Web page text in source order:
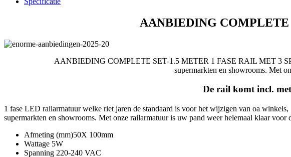
RAIL
aantal
AANBIEDING COMPLETE
AANBIEDING COMPLETE SET-1.5 METER 1 FASE RAIL MET 3
supermarkten en showrooms. Met
De rail komt incl.
1 fase LED railarmatuur welke riet jaren de standaard is voor het wijzigen van oa winkels,
supermarkten en showrooms. Met onze railarmatuur is uw pand weer helemaal klaar voor
Afmeting (mm)50X 100mm
Wattage 5W
Spanning 220-240 VAC